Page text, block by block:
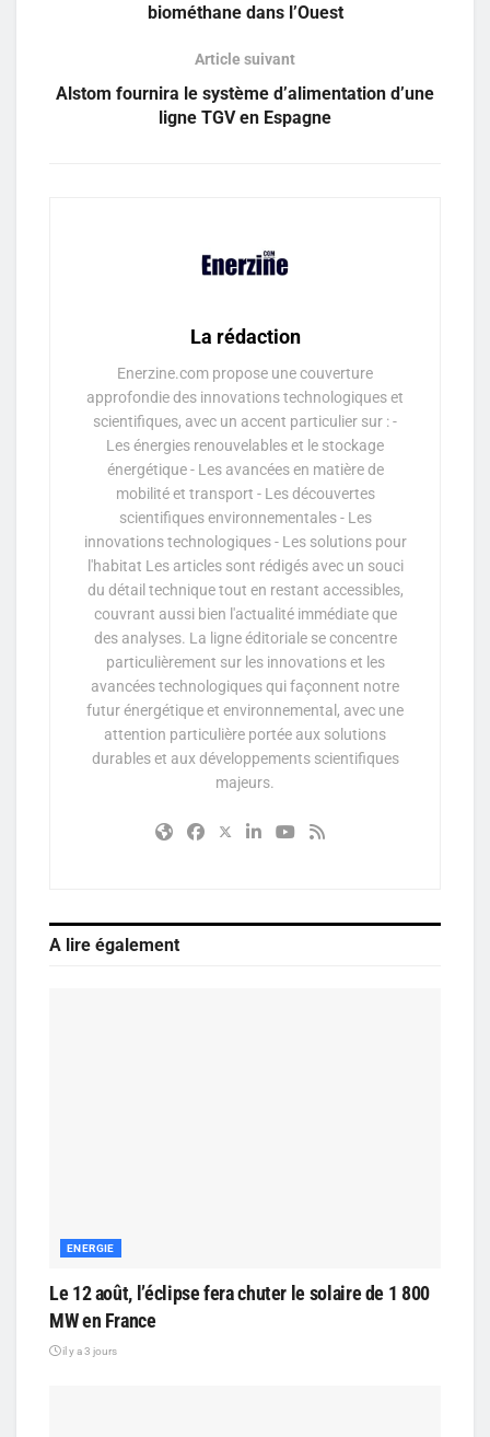
biométhane dans l’Ouest
Article suivant
Alstom fournira le système d’alimentation d’une
ligne TGV en Espagne
La rédaction
Enerzine.com propose une couverture
approfondie des innovations technologiques et
scientifiques, avec un accent particulier sur : -
Les énergies renouvelables et le stockage
énergétique - Les avancées en matière de
mobilité et transport - Les découvertes
scientifiques environnementales - Les
innovations technologiques - Les solutions pour
l'habitat Les articles sont rédigés avec un souci
du détail technique tout en restant accessibles,
couvrant aussi bien l'actualité immédiate que
des analyses. La ligne éditoriale se concentre
particulièrement sur les innovations et les
avancées technologiques qui façonnent notre
futur énergétique et environnemental, avec une
attention particulière portée aux solutions
durables et aux développements scientifiques
majeurs.
A lire également
ENERGIE
Le 12 août, l’éclipse fera chuter le solaire de 1 800
MW en France
il y a 3 jours